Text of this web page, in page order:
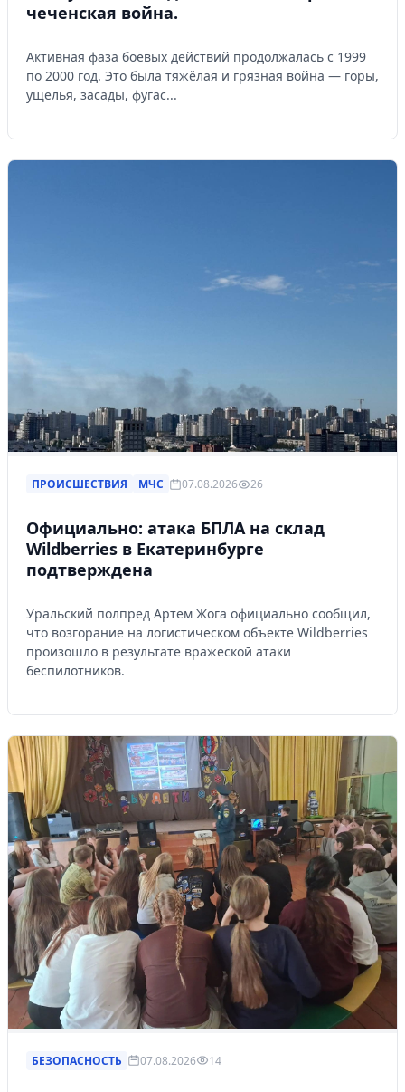
чеченская война.
Активная фаза боевых действий продолжалась с 1999
по 2000 год. Это была тяжёлая и грязная война — горы,
ущелья, засады, фугас...
ПРОИСШЕСТВИЯ МЧС 07.08.2026 26
Официально: атака БПЛА на склад
Wildberries в Екатеринбурге
подтверждена
Уральский полпред Артем Жога официально сообщил,
что возгорание на логистическом объекте Wildberries
произошло в результате вражеской атаки
беспилотников.
БЕЗОПАСНОСТЬ 07.08.2026 14